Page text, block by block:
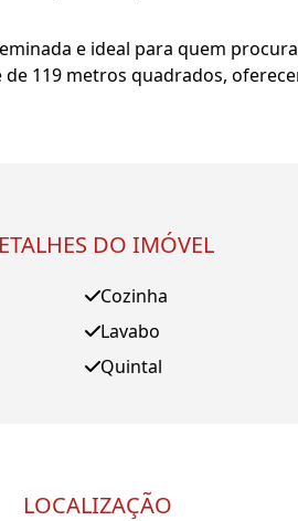
e ideal para quem
119 metros quadrados,
DO IMÓVEL
Cozinha
Lavabo
Quintal
LOCALIZAÇÃO